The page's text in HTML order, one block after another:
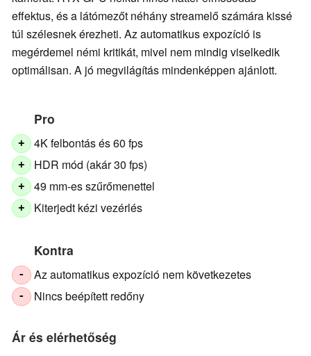
effektus, és a látómezőt néhány streamelő számára kissé
túl szélesnek érezheti. Az automatikus expozíció is
megérdemel némi kritikát, mivel nem mindig viselkedik
optimálisan. A jó megvilágítás mindenképpen ajánlott.
Pro
+ 4K felbontás és 60 fps
+ HDR mód (akár 30 fps)
+ 49 mm-es szűrőmenettel
+ Kiterjedt kézi vezérlés
Kontra
- Az automatikus expozíció nem következetes
- Nincs beépített redőny
Ár és elérhetőség